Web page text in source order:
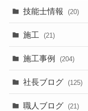
技能士情報 (20)
施工 (21)
施工事例 (204)
社長ブログ (125)
職人ブログ (21)